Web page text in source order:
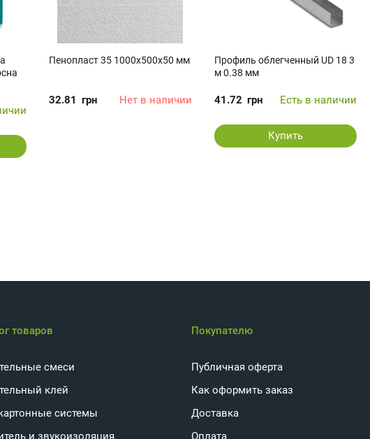
Пенопласт 35 1000x500x50 мм
32.81 грн Нет в наличии
Профиль облегченный UD 18 3
м 0.38 мм
41.72 грн Есть в наличии
Купить
товаров
смеси
клей
системы
и звукоизоляция
Покупателю
Публичная оферта
Как оформить заказ
Доставка
Оплата